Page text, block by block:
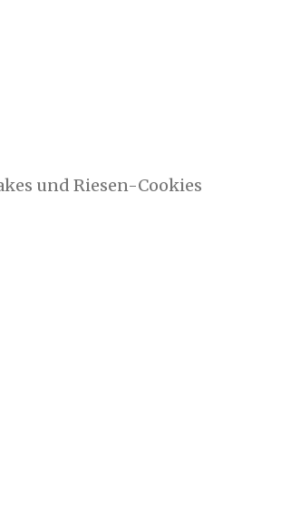
und Riesen-Cookies